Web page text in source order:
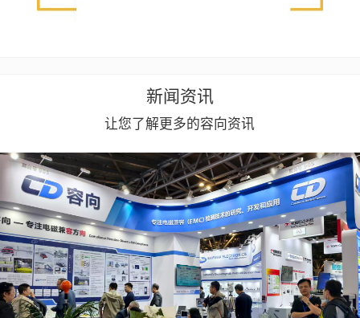
新闻资讯
让您了解更多的容向资讯